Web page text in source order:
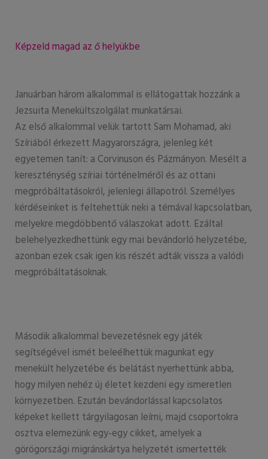
Képzeld magad az ő helyükbe
Januárban három alkalommal is ellátogattak hozzánk a
Jezsuita Menekültszolgálat munkatársai.
Az első alkalommal velük tartott Sam Mohamad, aki
Szíriából érkezett Magyarországra, jelenleg két
egyetemen tanít: a Corvinuson és Pázmányon. Mesélt a
kereszténység szíriai történelméről és az ottani
megpróbáltatásokról, jelenlegi állapotról. Személyes
kérdéseinket is feltehettük neki a témával kapcsolatban,
melyekre megdöbbentő válaszokat adott. Ezáltal
belehelyezkedhettünk egy mai bevándorló helyzetébe,
azonban ezek csak igen kis részét adták vissza a valódi
megpróbáltatásoknak.
Második alkalommal bevezetésnek egy játék
segítségével ismét beleélhettük magunkat egy
menekült helyzetébe és belátást nyerhettünk abba,
hogy milyen nehéz új életet kezdeni egy ismeretlen
környezetben. Ezután bevándorlással kapcsolatos
képeket kellett tárgyilagosan leírni, majd csoportokra
osztva elemezünk egy-egy cikket, amelyek a
görögországi migránskártya helyzetét ismertették